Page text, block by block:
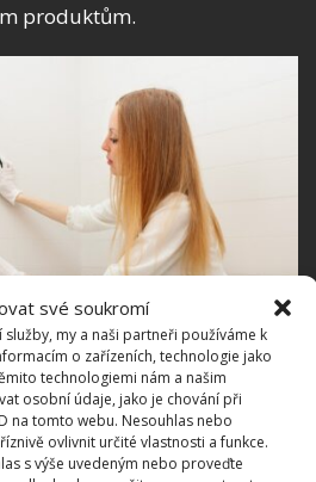
své soukromí
my a naši partneři používáme k
o zařízeních, technologie jako
technologiemi nám a našim
osobní údaje, jako je chování při
na tomto webu. Nesouhlas nebo
ovlivnit určité vlastnosti a funkce.
s výše uvedeným nebo proveďte
produktům.